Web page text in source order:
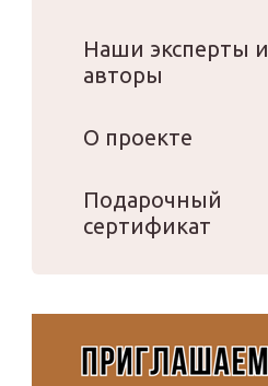
Наши эксперты и
авторы
О проекте
Подарочный
сертификат